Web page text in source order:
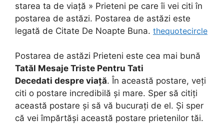
starea ta de viață » Prieteni pe care îi vei citi în
postarea de astăzi. Postarea de astăzi este
legată de Citate De Noapte Buna. thequotecircle
Postarea de astăzi Prieteni este cea mai bună
Tatăl Mesaje Triste Pentru Tati
Decedati despre viață. În această postare, veți
citi o postare incredibilă și mare. Sper să citiți
această postare și să vă bucurați de el. Și sper
că vei împărtăși această postare prietenilor tăi.